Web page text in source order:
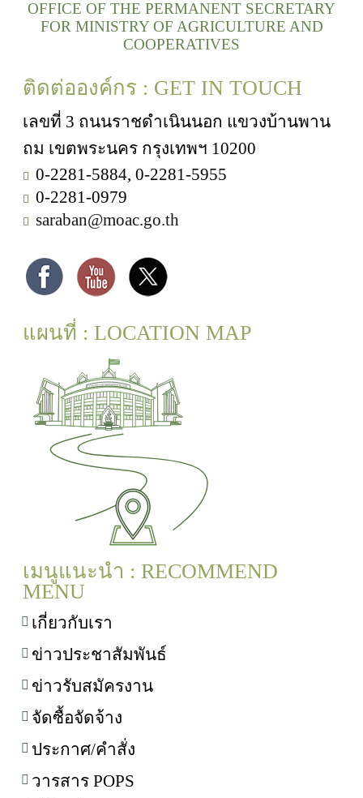
OFFICE OF THE PERMANENT SECRETARY
FOR MINISTRY OF AGRICULTURE AND
COOPERATIVES
ติดต่อองค์กร : GET IN TOUCH
เลขที่ 3 ถนนราชดำเนินนอก แขวงบ้านพาน
ถม เขตพระนคร กรุงเทพฯ 10200
0-2281-5884, 0-2281-5955
0-2281-0979
saraban@moac.go.th
แผนที่ : LOCATION MAP
เมนูแนะนำ : RECOMMEND
MENU
เกี่ยวกับเรา
ข่าวประชาสัมพันธ์
ข่าวรับสมัครงาน
จัดซื้อจัดจ้าง
ประกาศ/คำสั่ง
วารสาร POPS